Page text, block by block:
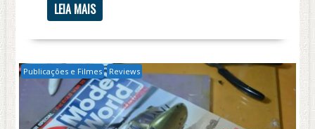
LEIA MAIS
Publicações e Filmes Reviews